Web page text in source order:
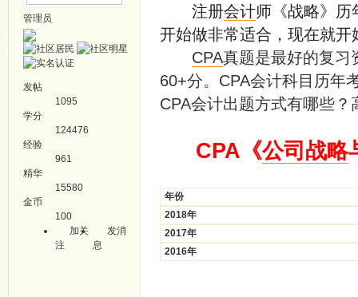
管理员
发帖
1095
学分
124476
经验
961
精华
15580
金币
100
加关
注
发消
息
注册会计师《战略》历
开始做非常适合，现在就开
CPA真题是最好的复习
60+分。CPA会计科目历年
CPA会计出题方式有哪些
CPA《公司战略
年份
2018年
2017年
2016年